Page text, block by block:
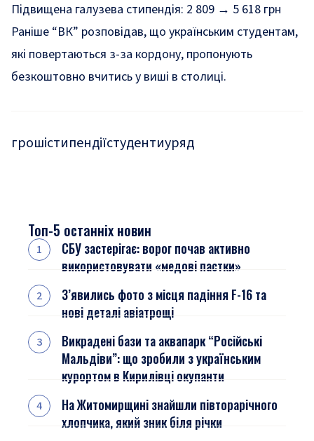
Підвищена галузева стипендія: 2 809 → 5 618 грн
Раніше “ВК” розповідав, що українським студентам,
які повертаються з-за кордону, пропонують
безкоштовно вчитись у виші в столиці.
грошістипендіїстудентиуряд
Топ-5 останніх новин
СБУ застерігає: ворог почав активно
використовувати «медові пастки»
З’явились фото з місця падіння F-16 та
нові деталі авіатрощі
Викрадені бази та аквапарк “Російські
Мальдіви”: що зробили з українським
курортом в Кирилівці окупанти
На Житомирщині знайшли півторарічного
хлопчика, який зник біля річки